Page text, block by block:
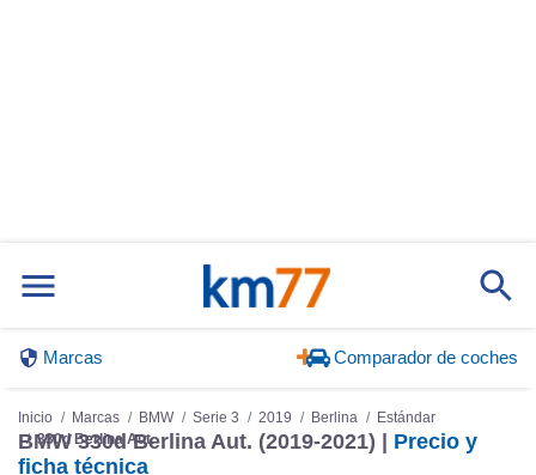
BMW 330d Berlina Aut. (2019-2021) |
Precio y